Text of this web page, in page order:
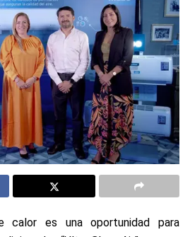
calor es una oportunidad para